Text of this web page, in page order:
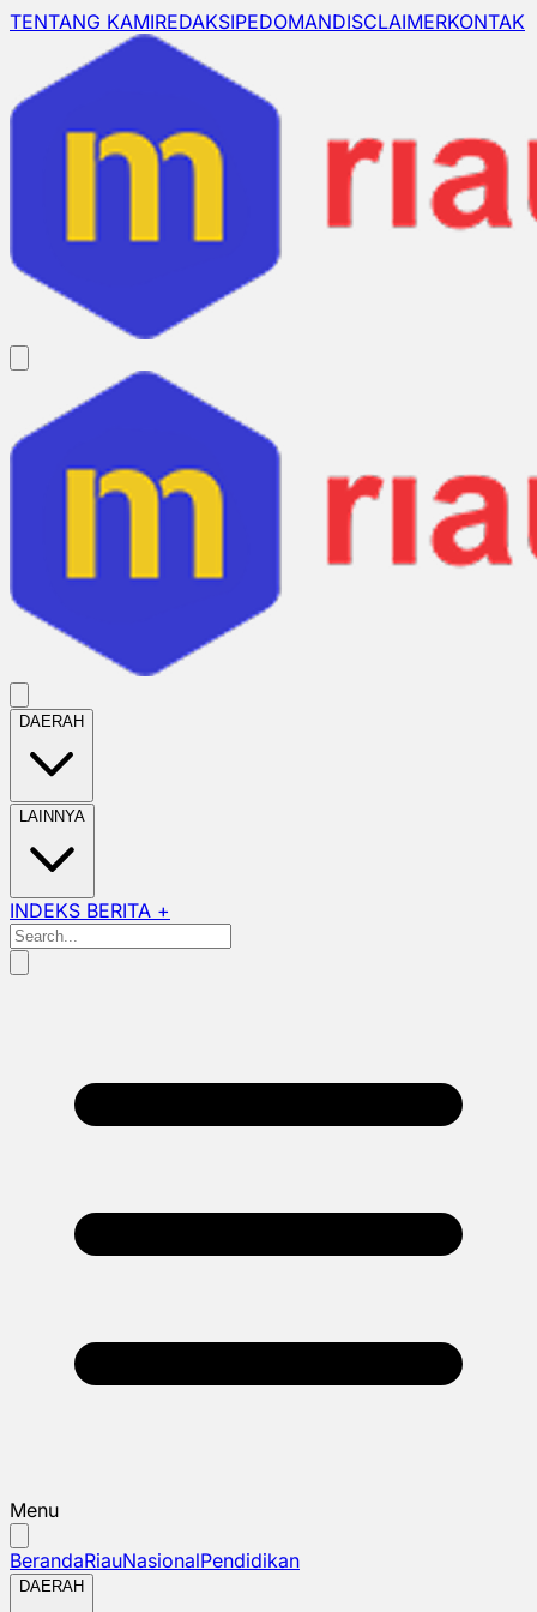
TENTANG KAMIREDAKSIPEDOMANDISCLAIMERKONTAK
DAERAH
LAINNYA
INDEKS BERITA +
Menu
BerandaRiauNasionalPendidikan
DAERAH